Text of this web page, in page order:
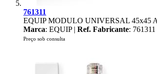
761311
EQUIP MODULO UNIVERSAL 45x45
Marca: EQUIP | Ref. Fabricante: 761311
Preço sob consulta